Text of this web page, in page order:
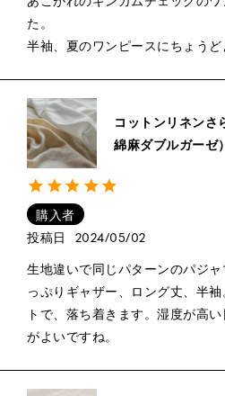
た。
半袖、夏のワンピースにちょうど
コットンリネンさ
綿麻ダブルガーゼ）
購入者
投稿日
2024/05/02
生地違いで同じパターンのパジ
っぷりギャザー、ロング丈、半
トで、落ち着きます。湿度が高
がよいですね。